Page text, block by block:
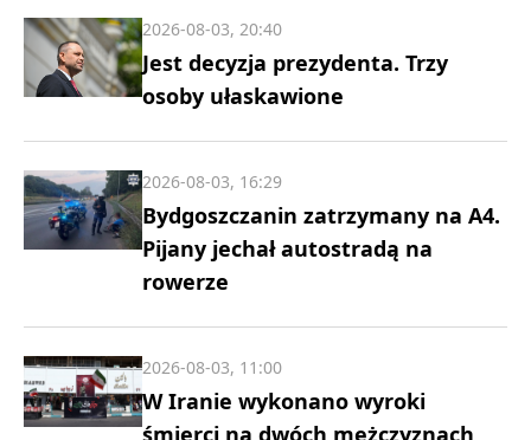
Jest decyzja prezydenta. Trzy
osoby ułaskawione
2026-08-03, 20:40
Bydgoszczanin zatrzymany na A4.
Pijany jechał autostradą na
rowerze
2026-08-03, 16:29
W Iranie wykonano wyroki
śmierci na dwóch mężczyznach
2026-08-03, 11:00